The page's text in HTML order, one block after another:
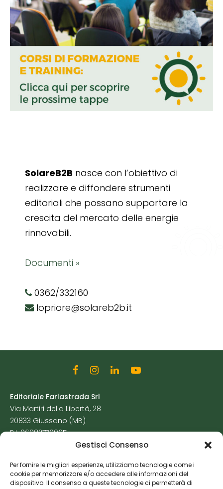
Gestisci Consenso
Per fornire le migliori esperienze, utilizziamo tecnologie come i
cookie per memorizzare e/o accedere alle informazioni del
dispositivo. Il consenso a queste tecnologie ci permetterà di
SolareB2B nasce con l’obiettivo di
realizzare e diffondere strumenti
editoriali che possano supportare la
crescita del mercato delle energie
rinnovabili.
Documenti »
0362/332160
lopriore@solareb2b.it
Editoriale Farlastrada Srl
Via Martiri della Libertà, 28
20833 Giussano (MB)
P.I. 06982770965
Cookie Policy
Risorse Aggiuntive